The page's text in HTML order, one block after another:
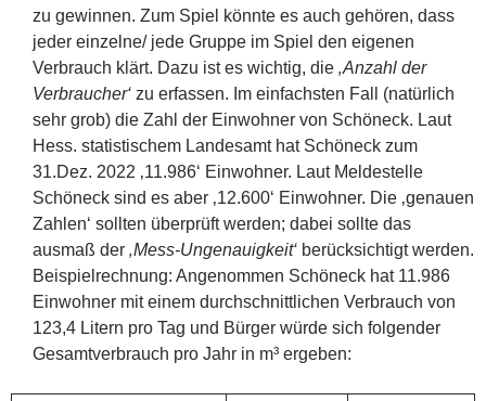
zu gewinnen. Zum Spiel könnte es auch gehören, dass
jeder einzelne/ jede Gruppe im Spiel den eigenen
Verbrauch klärt. Dazu ist es wichtig, die ‚Anzahl der
Verbraucher‘ zu erfassen. Im einfachsten Fall (natürlich
sehr grob) die Zahl der Einwohner von Schöneck. Laut
Hess. statistischem Landesamt hat Schöneck zum
31.Dez. 2022 ‚11.986‘ Einwohner. Laut Meldestelle
Schöneck sind es aber ‚12.600‘ Einwohner. Die ‚genauen
Zahlen‘ sollten überprüft werden; dabei sollte das
ausmaß der ‚Mess-Ungenauigkeit‘ berücksichtigt werden.
Beispielrechnung: Angenommen Schöneck hat 11.986
Einwohner mit einem durchschnittlichen Verbrauch von
123,4 Litern pro Tag und Bürger würde sich folgender
Gesamtverbrauch pro Jahr in m³ ergeben: